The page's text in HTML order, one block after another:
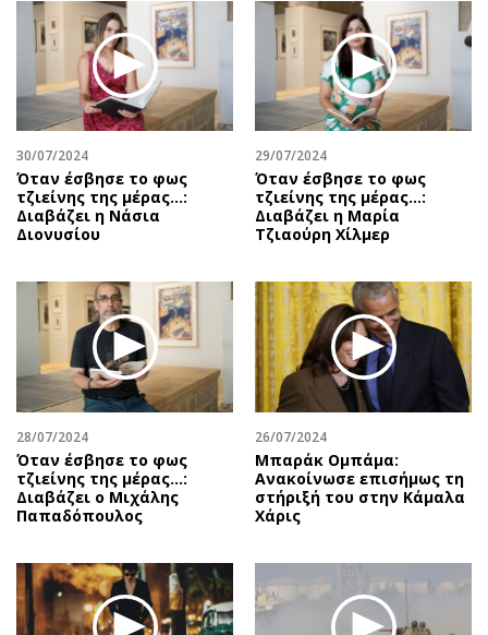
30/07/2024
Όταν έσβησε το φως
τζιείνης της μέρας…:
Διαβάζει η Νάσια
Διονυσίου
29/07/2024
Όταν έσβησε το φως
τζιείνης της μέρας…:
Διαβάζει η Μαρία
Τζιαούρη Χίλμερ
28/07/2024
Όταν έσβησε το φως
τζιείνης της μέρας…:
Διαβάζει ο Μιχάλης
Παπαδόπουλος
26/07/2024
Μπαράκ Ομπάμα:
Ανακοίνωσε επισήμως τη
στήριξή του στην Κάμαλα
Χάρις